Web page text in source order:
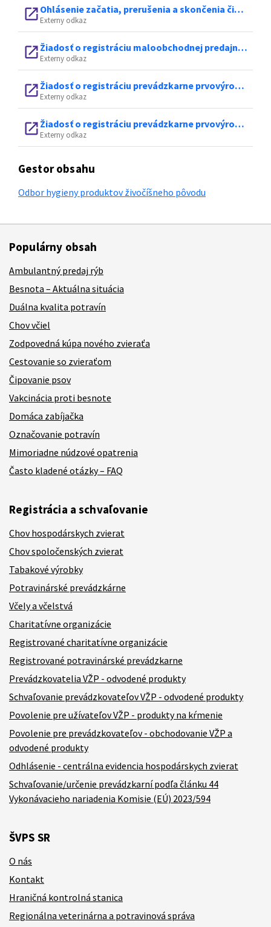
open_in_new Ohlásenie začatia, prerušenia a skončenia činnosti, oznamovanie závažných zmien alebo uzavretia existujúcej schválenej alebo registrovanej prevádzkarne pre produkty živočíšneho pôvodu – usmernenie
Externy odkaz
open_in_new Žiadosť o registráciu maloobchodnej predajne pre produkty živočíšneho pôvodu, sprostredkovateľov, prepravcov a skladov produktov živočíšneho pôvodu
Externy odkaz
open_in_new Žiadosť o registráciu prevádzkarne prvovýrobcu pre prvotné produkty rybolovu, vajcia, med, mäso hydiny a králikov, voľne žijúcu zver a zverinu z nej
Externy odkaz
open_in_new Žiadosť o registráciu prevádzkarne prvovýrobcu alebo prepravcu surového mlieka, pre priamy predaj malého množstva surového mlieka konečným spotrebiteľom na farme a pre maloobchodnú činnosť prvovýrobcu mlieka, ktorá je okrajovou miestnou a obmedzenou činnosťou jeho prevádzkarne
Externy odkaz
Gestor obsahu
Odbor hygieny produktov živočíšneho pôvodu
Populárny obsah
Ambulantný predaj rýb
Besnota – Aktuálna situácia
Duálna kvalita potravín
Chov včiel
Zodpovedná kúpa nového zvieraťa
Cestovanie so zvieraťom
Čipovanie psov
Vakcinácia proti besnote
Domáca zabíjačka
Označovanie potravín
Mimoriadne núdzové opatrenia
Často kladené otázky – FAQ
Registrácia a schvaľovanie
Chov hospodárskych zvierat
Chov spoločenských zvierat
Tabakové výrobky
Potravinárské prevádzkárne
Včely a včelstvá
Charitatívne organizácie
Registrované charitatívne organizácie
Registrované potravinárské prevádzkarne
Prevádzkovatelia VŽP - odvodené produkty
Schvaľovanie prevádzkovateľov VŽP - odvodené produkty
Povolenie pre užívateľov VŽP - produkty na kŕmenie
Povolenie pre prevádzkovateľov - obchodovanie VŽP a
odvodené produkty
Odhlásenie - centrálna evidencia hospodárskych zvierat
Schvaľovanie/určenie prevádzkarní podľa článku 44
Vykonávacieho nariadenia Komisie (EÚ) 2023/594
ŠVPS SR
O nás
Kontakt
Hraničná kontrolná stanica
Regionálna veterinárna a potravinová správa